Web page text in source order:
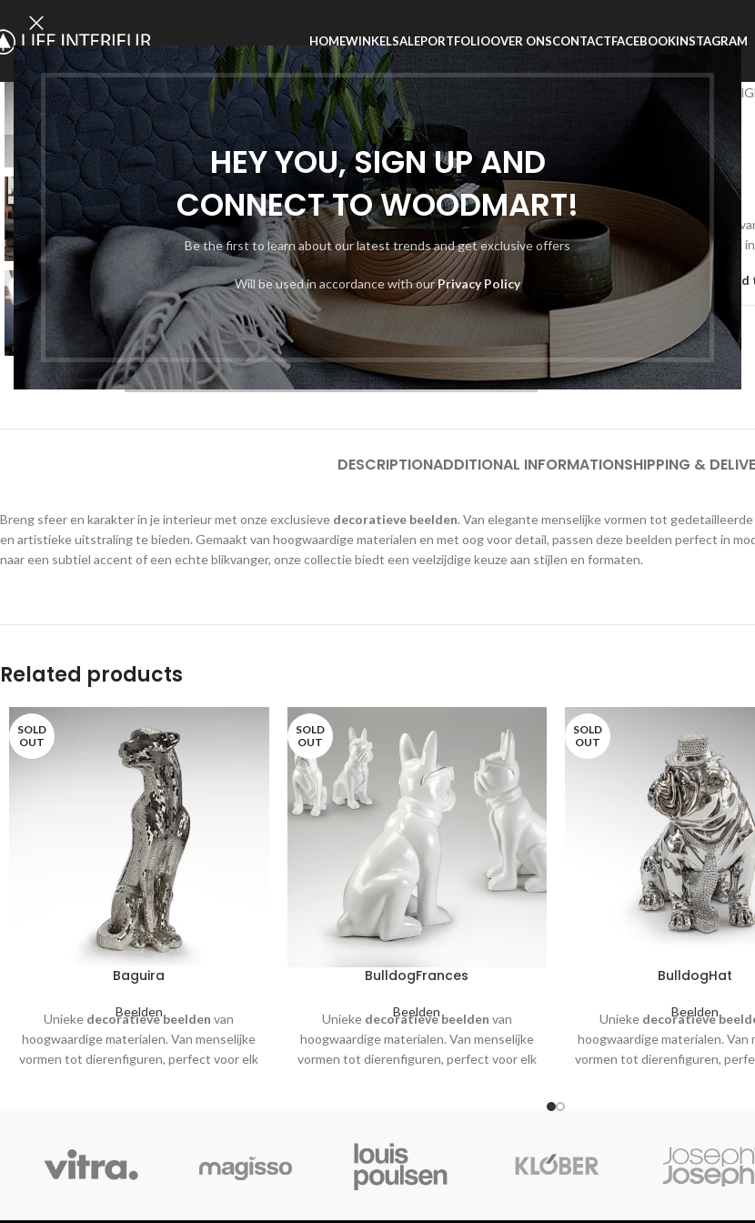
HEY YOU, SIGN UP AND
CONNECT TO WOODMART!
Be the first to learn about our latest trends and get exclusive offers
Will be used in accordance with ourPrivacy Policy
HOMEWINKELSALEPORTFOLIOOVER ONSCONTACTFACEBOOKINSTAGRAM
SOLD
OUT
Click to enlarge
Life Wonen & Slapen
ElGlobo
Unieke decoratieve beelden
dierenfiguren, perfect voor elk
Add to compare
Share:
DESCRIPTIONADDITIONAL INFORMATIONSHIPPING &
Breng sfeer en karakter in je interieur met onze exclusieve decoratieve beelden. Van elegante menselijke vormen tot
en artistieke uitstraling te bieden. Gemaakt van hoogwaardige materialen en met oog voor detail, passen deze beelden perfect in
naar een subtiel accent of een echte blikvanger, onze collectie biedt een veelzijdige keuze aan stijlen en formaten.
Related products
SOLD
OUT
Baguira
Beelden
Unieke decoratieve beelden van
hoogwaardige materialen. Van menselijke
vormen tot dierenfiguren, perfect voor elk
SOLD
OUT
BulldogFrances
Beelden
Unieke decoratieve beelden van
hoogwaardige materialen. Van menselijke
vormen tot dierenfiguren, perfect voor elk
SOLD
OUT
BulldogHat
Beelden
Unieke decoratieve
hoogwaardige materialen. Van
vormen tot dierenfiguren,